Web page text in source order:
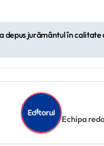
depus jurământul în calitate
Echipa